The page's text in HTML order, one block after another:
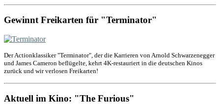
Gewinnt Freikarten für "Terminator"
Der Actionklassiker "Terminator", der die Karrieren von Arnold Schwarzenegger
und James Cameron beflügelte, kehrt 4K-restauriert in die deutschen Kinos
zurück und wir verlosen Freikarten!
Aktuell im Kino: "The Furious"